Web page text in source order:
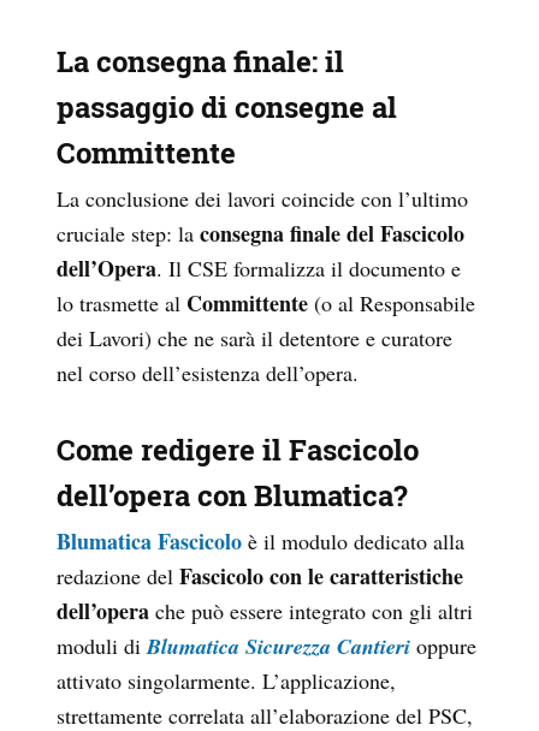
La consegna finale: il
passaggio di consegne al
Committente
La conclusione dei lavori coincide con l’ultimo
cruciale step: la consegna finale del Fascicolo
dell’Opera. Il CSE formalizza il documento e
lo trasmette al Committente (o al Responsabile
dei Lavori) che ne sarà il detentore e curatore
nel corso dell’esistenza dell’opera.
Come redigere il Fascicolo
dell’opera con Blumatica?
Blumatica Fascicolo è il modulo dedicato alla
redazione del Fascicolo con le caratteristiche
dell’opera che può essere integrato con gli altri
moduli di Blumatica Sicurezza Cantieri oppure
attivato singolarmente. L’applicazione,
strettamente correlata all’elaborazione del PSC,